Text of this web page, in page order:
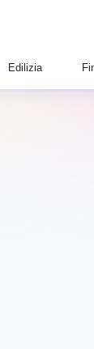
Edilizia